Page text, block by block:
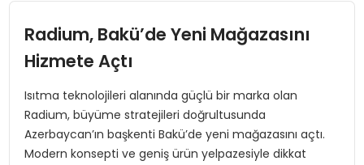
TANYER YAPI ZEMIN MÜHENDISLIĞINDE HEDEF
TOROSLAR’DA PAZAR GERGİNLİĞİ!
Radium, Bakü’de Yeni Mağazasını
Hizmete Açtı
Isıtma teknolojileri alanında güçlü bir marka olan
Radium, büyüme stratejileri doğrultusunda
Azerbaycan’ın başkenti Bakü’de yeni mağazasını açtı.
Modern konsepti ve geniş ürün yelpazesiyle dikkat